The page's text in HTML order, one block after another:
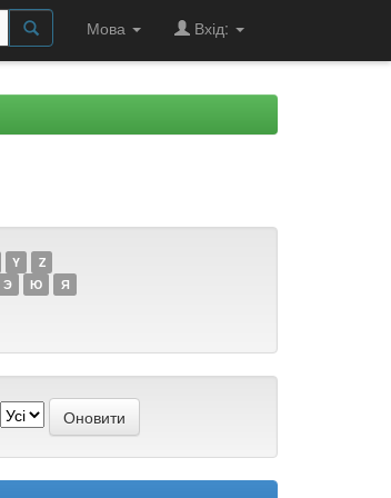
Мова Вхід:
Y
Z
Э Ю Я